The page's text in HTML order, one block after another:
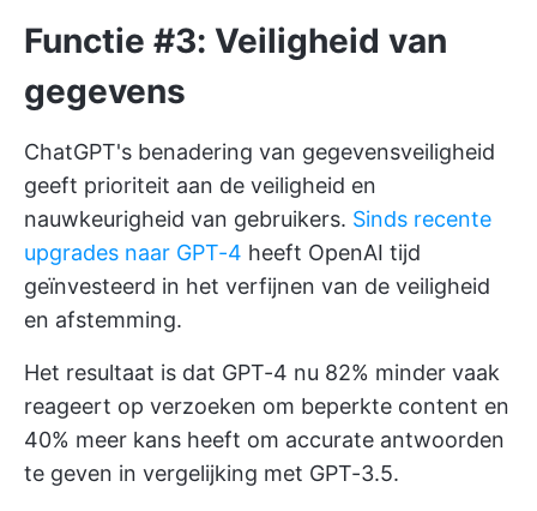
Functie #3: Veiligheid van
gegevens
ChatGPT's benadering van gegevensveiligheid
geeft prioriteit aan de veiligheid en
nauwkeurigheid van gebruikers. Sinds recente
upgrades naar GPT-4 heeft OpenAI tijd
geïnvesteerd in het verfijnen van de veiligheid
en afstemming.
Het resultaat is dat GPT-4 nu 82% minder vaak
reageert op verzoeken om beperkte content en
40% meer kans heeft om accurate antwoorden
te geven in vergelijking met GPT-3.5.